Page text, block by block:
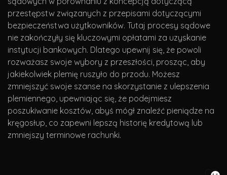
przestępstw związanych z przepisami dotyczącymi
bezpieczeństwa użytkowników. Tutaj procesy sądowe
nie zakończyły się kluczowymi opłatami za uzyskanie
instytucji bankowych. Dlatego upewnij się, że powoli
rozważasz swoje wybory z przeszłości, prosząc, aby
jakiekolwiek plemię ruszyło do przodu. Możesz
zmniejszyć swoje szanse na skorzystanie z ulepszenia
plemiennego, upewniając się, że podejmiesz
poszukiwanie kosztów, abyś mógł znaleźć pieniądze na
kręgosłup, co zapewni lepszą historię kredytową lub
zmniejszy terminowe rachunki.